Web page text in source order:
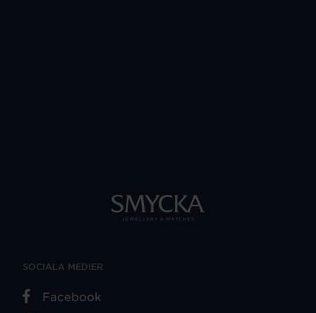
SOCIALA MEDIER
Facebook